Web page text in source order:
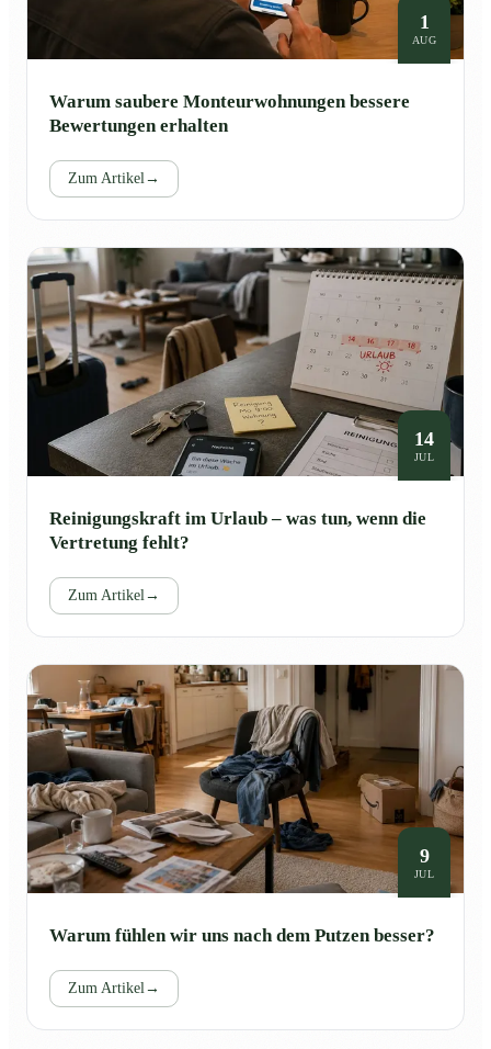
1
AUG
Warum saubere Monteurwohnungen bessere
Bewertungen erhalten
Zum Artikel→
14
JUL
Reinigungskraft im Urlaub – was tun, wenn die
Vertretung fehlt?
Zum Artikel→
9
JUL
Warum fühlen wir uns nach dem Putzen besser?
Zum Artikel→